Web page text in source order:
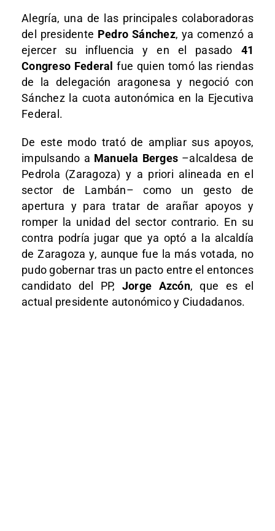
Alegría, una de las principales colaboradoras
del presidente Pedro Sánchez, ya comenzó a
ejercer su influencia y en el pasado 41
Congreso Federal fue quien tomó las riendas
de la delegación aragonesa y negoció con
Sánchez la cuota autonómica en la Ejecutiva
Federal.
De este modo trató de ampliar sus apoyos,
impulsando a Manuela Berges –alcaldesa de
Pedrola (Zaragoza) y a priori alineada en el
sector de Lambán– como un gesto de
apertura y para tratar de arañar apoyos y
romper la unidad del sector contrario. En su
contra podría jugar que ya optó a la alcaldía
de Zaragoza y, aunque fue la más votada, no
pudo gobernar tras un pacto entre el entonces
candidato del PP, Jorge Azcón, que es el
actual presidente autonómico y Ciudadanos.